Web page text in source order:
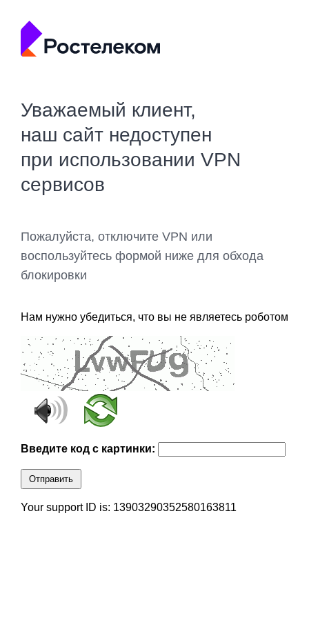
Уважаемый клиент,
наш сайт недоступен
при использовании VPN
сервисов
Пожалуйста, отключите VPN или
воспользуйтесь формой ниже для обхода
блокировки
Нам нужно убедиться, что вы не являетесь роботом
Введите код с картинки:
Отправить
Your support ID is: 13903290352580163811